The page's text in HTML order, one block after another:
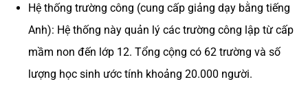
Hệ thống trường công (cung cấp giảng dạy bằng tiếng
Anh): Hệ thống này quản lý các trường công lập từ cấp
mầm non đến lớp 12. Tổng cộng có 62 trường và số
lượng học sinh ước tính khoảng 20.000 người.